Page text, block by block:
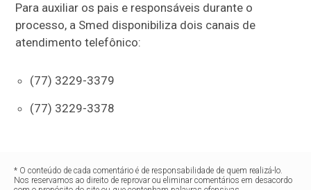
Para auxiliar os pais e responsáveis durante o
processo, a Smed disponibiliza dois canais de
atendimento telefônico:
(77) 3229-3379
(77) 3229-3378
* O conteúdo de cada comentário é de responsabilidade de quem realizá-lo.
Nos reservamos ao direito de reprovar ou eliminar comentários em desacordo